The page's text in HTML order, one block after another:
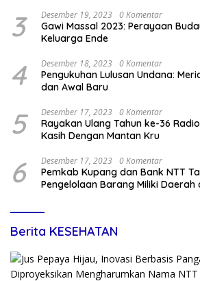
3 Desember 19, 2023 0 Komentar
Gawi Massal 2023: Perayaan
Keluarga Ende
4 Desember 18, 2023 0 Komentar
Pengukuhan Lulusan Undana:
dan Awal Baru
5 Desember 17, 2023 0 Komentar
Rayakan Ulang Tahun ke-36
Kasih Dengan Mantan Kru
6 Desember 17, 2023 0 Komentar
Pemkab Kupang dan Bank NTT
Pengelolaan Barang Miliki Daerah
Berita KESEHATAN